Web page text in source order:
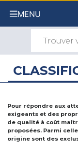
MENU
Pour répondre aux
exigeants et des
de qualité à coût
proposées. Parmi
origine sont des